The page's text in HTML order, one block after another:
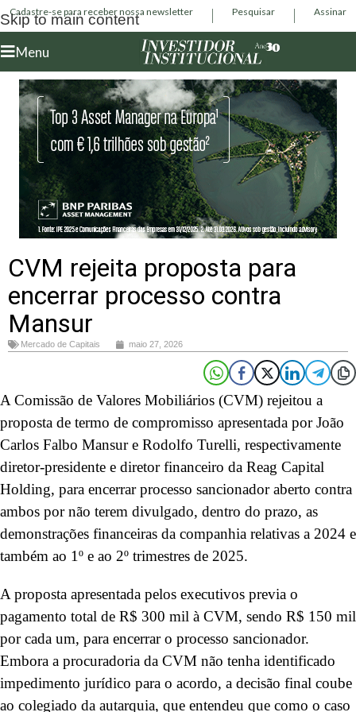
Skip to main content
Cadastre-se para receber nossa newsletter Pesquisar Assinar
Menu
CVM rejeita proposta para
encerrar processo contra
Mansur
Mercado de Capitais maio 27, 2026
A Comissão de Valores Mobiliários (CVM) rejeitou a
proposta de termo de compromisso apresentada por João
Carlos Falbo Mansur e Rodolfo Turelli, respectivamente
diretor-presidente e diretor financeiro da Reag Capital
Holding, para encerrar processo sancionador aberto contra
ambos por não terem divulgado, dentro do prazo, as
demonstrações financeiras da companhia relativas a 2024 e
também ao 1º e ao 2º trimestres de 2025.
A proposta apresentada pelos executivos previa o
pagamento total de R$ 300 mil à CVM, sendo R$ 150 mil
por cada um, para encerrar o processo sancionador.
Embora a procuradoria da CVM não tenha identificado
impedimento jurídico para o acordo, a decisão final coube
ao colegiado da autarquia, que entendeu que como o caso